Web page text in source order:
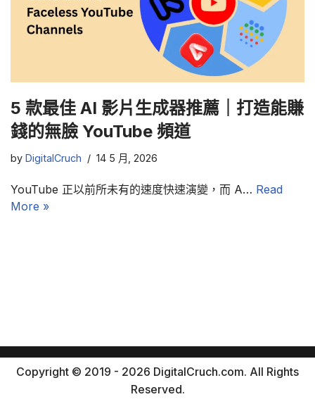
5 款最佳 AI 影片生成器推薦｜打造能賺
錢的無臉 YouTube 頻道
by DigitalCruch 14 5 月, 2026
YouTube 正以前所未有的速度快速演變，而 A… Read
More »
Copyright © 2019 - 2026 DigitalCruch.com. All Rights
Reserved.